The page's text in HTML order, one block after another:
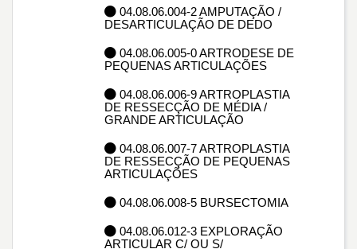
04.08.06.004-2 AMPUTAÇÃO /
DESARTICULAÇÃO DE DEDO
04.08.06.005-0 ARTRODESE DE
PEQUENAS ARTICULAÇÕES
04.08.06.006-9 ARTROPLASTIA
DE RESSECÇÃO DE MÉDIA /
GRANDE ARTICULAÇÃO
04.08.06.007-7 ARTROPLASTIA
DE RESSECÇÃO DE PEQUENAS
ARTICULAÇÕES
04.08.06.008-5 BURSECTOMIA
04.08.06.012-3 EXPLORAÇÃO
ARTICULAR C/ OU S/